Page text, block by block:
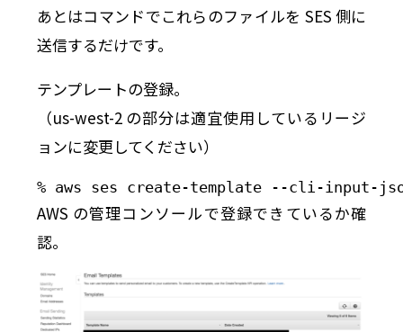
あとはコマンドでこれらのファイルを SES 側に
送信するだけです。
テンプレートの登録。
（us-west-2 の部分は適宜使用しているリージ
ョンに変更してください）
% aws ses create-template --cli-input-
AWS の管理コンソールで登録できているか確
認。